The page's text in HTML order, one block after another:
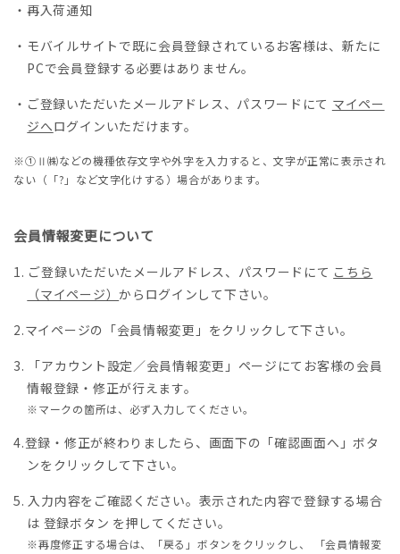
・再入荷通知
・モバイルサイトで既に会員登録されているお客様は、新たに
PCで会員登録する必要はありません。
・ご登録いただいたメールアドレス、パスワードにて マイペー
ジへログインいただけます。
※①Ⅱ㈱などの機種依存文字や外字を入力すると、文字が正常に表示され
ない（「?」など文字化けする）場合があります。
会員情報変更について
ご登録いただいたメールアドレス、パスワードにて こちら
（マイページ）からログインして下さい。
マイページの「会員情報変更」をクリックして下さい。
「アカウント設定／会員情報変更」ページにてお客様の会員
情報登録・修正が行えます。
※マークの箇所は、必ず入力してください。
登録・修正が終わりましたら、画面下の「確認画面へ」ボタ
ンをクリックして下さい。
入力内容をご確認ください。表示された内容で登録する場合
は 登録ボタン を押してください。
※再度修正する場合は、「戻る」ボタンをクリックし、 「会員情報変